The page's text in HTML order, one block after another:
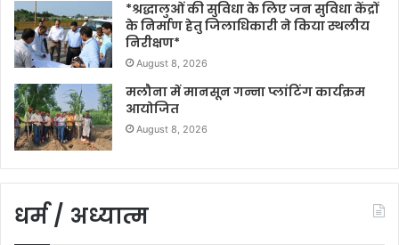
*श्रद्धालुओं की सुविधा के लिए जन सुविधा केंद्रों
के निर्माण हेतु जिलाधिकारी ने किया स्थलीय
निरीक्षण*
August 8, 2026
मलौना में मानसून गन्ना प्लांटिंग कार्यक्रम
आयोजित
August 8, 2026
धर्म / अध्यात्म